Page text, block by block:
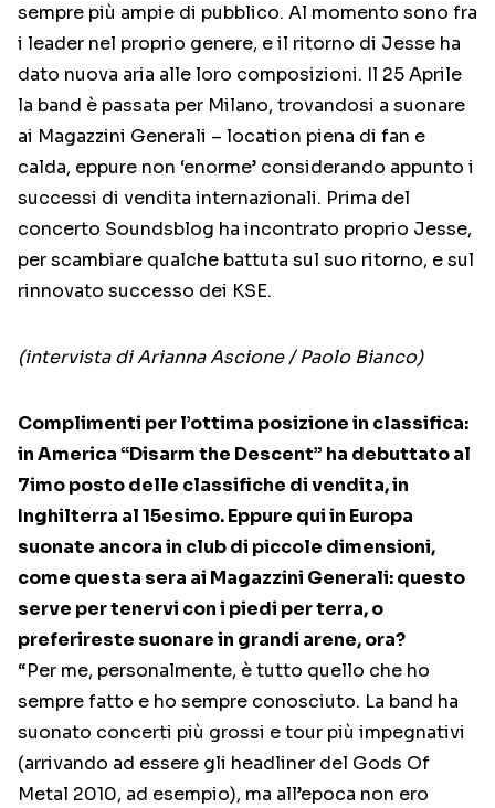
sempre più ampie di pubblico. Al momento sono fra
i leader nel proprio genere, e il ritorno di Jesse ha
dato nuova aria alle loro composizioni. Il 25 Aprile
la band è passata per Milano, trovandosi a suonare
ai Magazzini Generali – location piena di fan e
calda, eppure non ‘enorme’ considerando appunto i
successi di vendita internazionali. Prima del
concerto Soundsblog ha incontrato proprio Jesse,
per scambiare qualche battuta sul suo ritorno, e sul
rinnovato successo dei KSE.
(intervista di Arianna Ascione / Paolo Bianco)
Complimenti per l’ottima posizione in classifica:
in America “Disarm the Descent” ha debuttato al
7imo posto delle classifiche di vendita, in
Inghilterra al 15esimo. Eppure qui in Europa
suonate ancora in club di piccole dimensioni,
come questa sera ai Magazzini Generali: questo
serve per tenervi con i piedi per terra, o
preferireste suonare in grandi arene, ora?
“Per me, personalmente, è tutto quello che ho
sempre fatto e ho sempre conosciuto. La band ha
suonato concerti più grossi e tour più impegnativi
(arrivando ad essere gli headliner del Gods Of
Metal 2010, ad esempio), ma all’epoca non ero